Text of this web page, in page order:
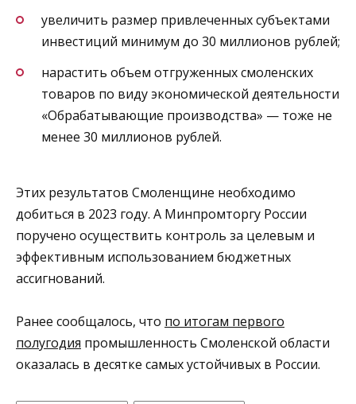
увеличить размер привлеченных субъектами
инвестиций минимум до 30 миллионов рублей;
нарастить объем отгруженных смоленских
товаров по виду экономической деятельности
«Обрабатывающие производства» — тоже не
менее 30 миллионов рублей.
Этих результатов Смоленщине необходимо
добиться в 2023 году. А Минпромторгу России
поручено осуществить контроль за целевым и
эффективным использованием бюджетных
ассигнований.
Ранее сообщалось, что по итогам первого
полугодия промышленность Смоленской области
оказалась в десятке самых устойчивых в России.